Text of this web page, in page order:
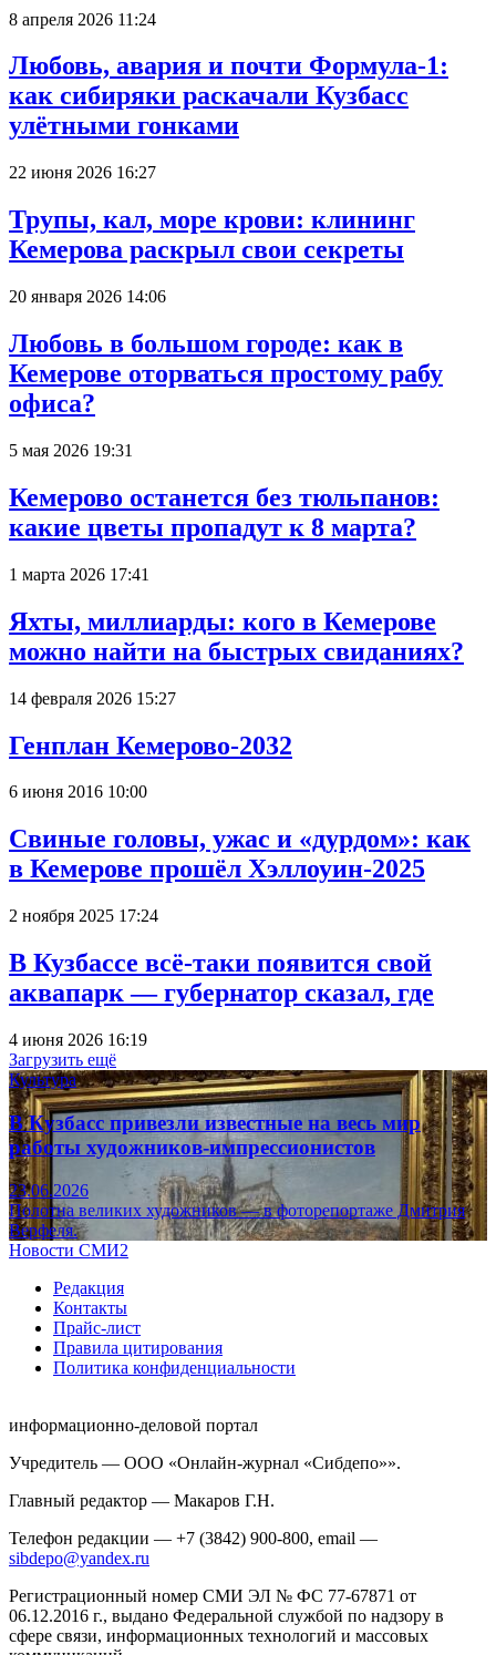
8 апреля 2026 11:24
Любовь, авария и почти Формула-1:
как сибиряки раскачали Кузбасс
улётными гонками
22 июня 2026 16:27
Трупы, кал, море крови: клининг
Кемерова раскрыл свои секреты
20 января 2026 14:06
Любовь в большом городе: как в
Кемерове оторваться простому рабу
офиса?
5 мая 2026 19:31
Кемерово останется без тюльпанов:
какие цветы пропадут к 8 марта?
1 марта 2026 17:41
Яхты, миллиарды: кого в Кемерове
можно найти на быстрых свиданиях?
14 февраля 2026 15:27
Генплан Кемерово-2032
6 июня 2016 10:00
Свиные головы, ужас и «дурдом»: как
в Кемерове прошёл Хэллоуин-2025
2 ноября 2025 17:24
В Кузбассе всё-таки появится свой
аквапарк — губернатор сказал, где
4 июня 2026 16:19
Загрузить ещё
Культура
В Кузбасс привезли известные на весь мир
работы художников-импрессионистов
23.06.2026
Полотна великих художников — в фоторепортаже Дмитрия
Верфеля.
Новости СМИ2
Редакция
Контакты
Прайс-лист
Правила цитирования
Политика конфиденциальности
информационно-деловой портал
Учредитель — ООО «Онлайн-журнал «Сибдепо»».
Главный редактор — Макаров Г.Н.
Телефон редакции — +7 (3842) 900-800, email —
sibdepo@yandex.ru
Регистрационный номер СМИ ЭЛ № ФС 77-67871 от
06.12.2016 г., выдано Федеральной службой по надзору в
сфере связи, информационных технологий и массовых